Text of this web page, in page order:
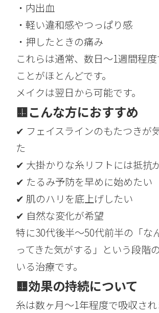
・内出血
・軽い違和感やつっぱり感
・押したときの痛み
これらは通常、数日〜1週間程度
ことがほとんどです。
メイクは翌日から可能です。
🟨こんな方におすすめ
✔ フェイスラインのもたつきが
た
✔ 大掛かりな糸リフトには抵抗
✔ たるみ予防を早めに始めたい
✔ 肌のハリを底上げしたい
✔ 自然な変化が希望
特に30代後半〜50代前半の「な
ってきた気がする」という段階
いる治療です。
🟨効果の持続について
糸は数ヶ月〜1年程度で吸収さ